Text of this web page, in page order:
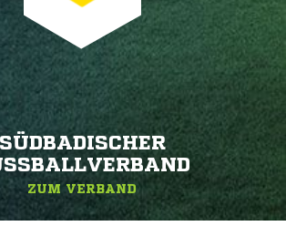
SÜDBADISCHER
ZUM VERBAND